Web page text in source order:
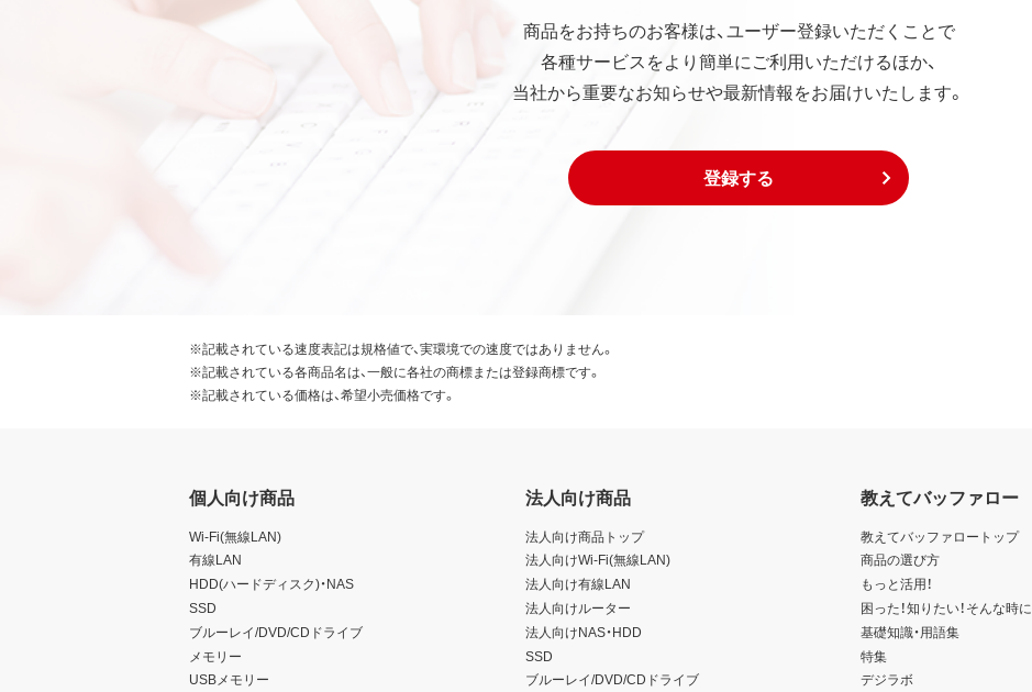
商品をお持ちのお客様は、ユーザー登録いただくことで
各種サービスをより簡単にご利用いただけるほか、
当社から重要なお知らせや最新情報をお届けいたします。
登録する
※記載されている速度表記は規格値で、実環境での速度ではありません。
※記載されている各商品名は、一般に各社の商標または登録商標です。
※記載されている価格は、希望小売価格です。
個人向け商品
Wi-Fi(無線LAN)
有線LAN
HDD(ハードディスク)・NAS
SSD
ブルーレイ/DVD/CDドライブ
メモリー
USBメモリー
法人向け商品
法人向け商品トップ
法人向けWi-Fi(無線LAN)
法人向け有線LAN
法人向けルーター
法人向けNAS・HDD
SSD
ブルーレイ/DVD/CDドライブ
教えてバッファロー
教えてバッファロートップ
商品の選び方
もっと活用！
困った！知りたい！そんな時に
基礎知識・用語集
特集
デジラボ